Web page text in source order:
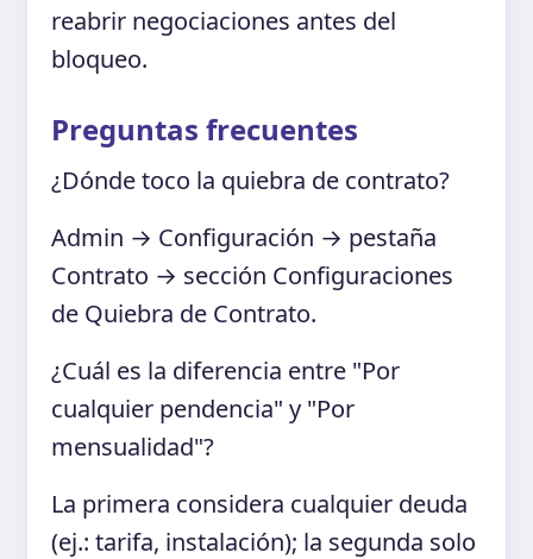
reabrir negociaciones antes del
bloqueo.
Preguntas frecuentes
¿Dónde toco la quiebra de contrato?
Admin → Configuración → pestaña
Contrato → sección Configuraciones
de Quiebra de Contrato.
¿Cuál es la diferencia entre "Por
cualquier pendencia" y "Por
mensualidad"?
La primera considera cualquier deuda
(ej.: tarifa, instalación); la segunda solo